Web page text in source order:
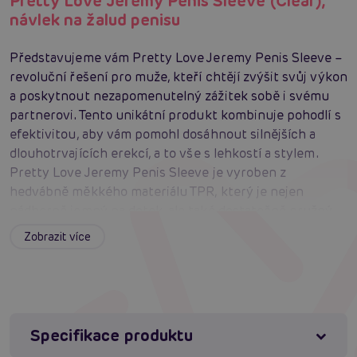
návlek na žalud penisu
Představujeme vám Pretty Love Jeremy Penis Sleeve –
revoluční řešení pro muže, kteří chtějí zvýšit svůj výkon
a poskytnout nezapomenutelný zážitek sobě i svému
partnerovi. Tento unikátní produkt kombinuje pohodlí s
efektivitou, aby vám pomohl dosáhnout silnějších a
dlouhotrvajících erekcí, a to vše s lehkostí a stylem.
Pretty Love Jeremy Penis Sleeve je vyroben z
hedvábně měkkého materiálu TPR, který je nejen
aby se přizpůsobil každé velikosti, zároveň však
Navíc je Pretty Love Jeremy Penis Sleeve ideální pro
postupný trénink potence a prodloužení sladkých chvil
Zobrazit více
Specifikace produktu